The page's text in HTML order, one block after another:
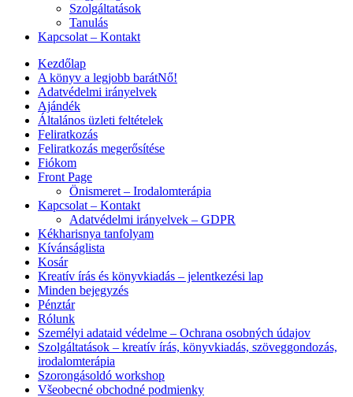
Szolgáltatások
Tanulás
Kapcsolat – Kontakt
Kezdőlap
A könyv a legjobb barátNő!
Adatvédelmi irányelvek
Ajándék
Általános üzleti feltételek
Feliratkozás
Feliratkozás megerősítése
Fiókom
Front Page
Önismeret – Irodalomterápia
Kapcsolat – Kontakt
Adatvédelmi irányelvek – GDPR
Kékharisnya tanfolyam
Kívánságlista
Kosár
Kreatív írás és könyvkiadás – jelentkezési lap
Minden bejegyzés
Pénztár
Rólunk
Személyi adataid védelme – Ochrana osobných údajov
Szolgáltatások – kreatív írás, könyvkiadás, szöveggondozás,
irodalomterápia
Szorongásoldó workshop
Všeobecné obchodné podmienky